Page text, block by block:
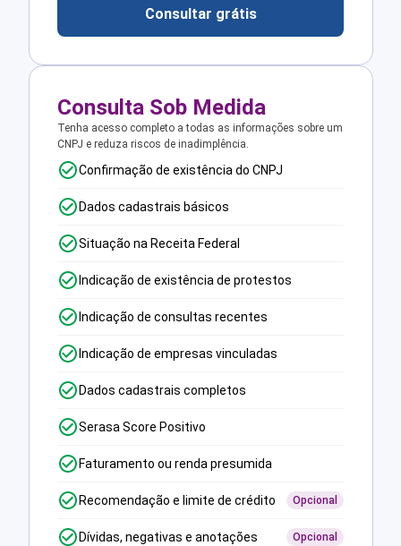
Consultar grátis
Consulta Sob Medida
Tenha acesso completo a todas as informações sobre um
CNPJ e reduza riscos de inadimplência.
Confirmação de existência do CNPJ
Dados cadastrais básicos
Situação na Receita Federal
Indicação de existência de protestos
Indicação de consultas recentes
Indicação de empresas vinculadas
Dados cadastrais completos
Serasa Score Positivo
Faturamento ou renda presumida
Recomendação e limite de crédito Opcional
Dívidas, negativas e anotações Opcional